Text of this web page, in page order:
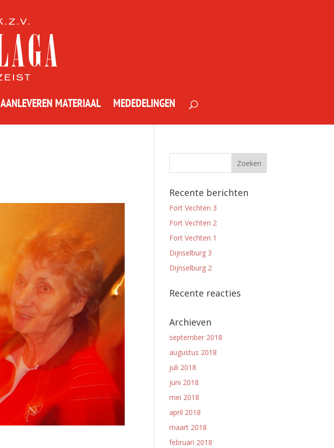
AANLEVEREN MATERIAAL MEDEDELINGEN
Recente berichten
Fort Vechten 3
Fort Vechten 2
Fort Vechten 1
Dijnselburg 3
Dijnselburg 2
Recente reacties
Archieven
september 2018
augustus 2018
juli 2018
juni 2018
mei 2018
april 2018
maart 2018
februari 2018